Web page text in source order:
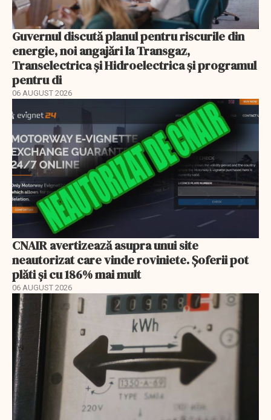
Guvernul discută planul pentru riscurile din
energie, noi angajări la Transgaz,
Transelectrica și Hidroelectrica și programul
pentru di
06 AUGUST 2026
CNAIR avertizează asupra unui site
neautorizat care vinde roviniete. Șoferii pot
plăti și cu 186% mai mult
06 AUGUST 2026